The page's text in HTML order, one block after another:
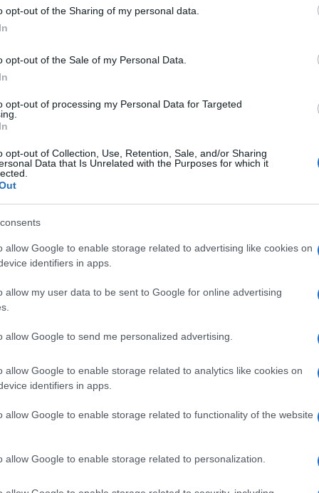
opt-out of the Sharing of my personal data.
opt-out of the Sale of my Personal Data.
opt-out of processing my Personal Data for Targeted
opt-out of Collection, Use, Retention, Sale, and/or Sharing
Data that Is Unrelated with the Purposes for which it
allow Google to enable storage related to advertising like cookies on
identifiers in apps.
allow my user data to be sent to Google for online advertising
allow Google to send me personalized advertising.
allow Google to enable storage related to analytics like cookies on
identifiers in apps.
allow Google to enable storage related to functionality of the website
allow Google to enable storage related to personalization.
le Marche
Francesco Acquaroli, e diversi
non solo gli enti gestori, ma anche
di un lungo lavoro di concertazione, mira a
strutture e 9,7 milioni per alleviare il peso
delle rette. Ma ti sei mai chiesto quante
spese?
residenze sanitarie assistenziali e case di
È fondamentale notare che attualmente
un posto, e il costo medio della retta è
Questi dati non fanno che sottolineare
di intervento. La prima, di carattere